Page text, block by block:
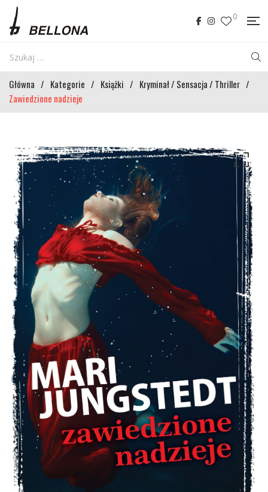
0
Główna / Kategorie / Książki / Kryminał / Sensacja / Thriller /
Zawiedzione nadzieje